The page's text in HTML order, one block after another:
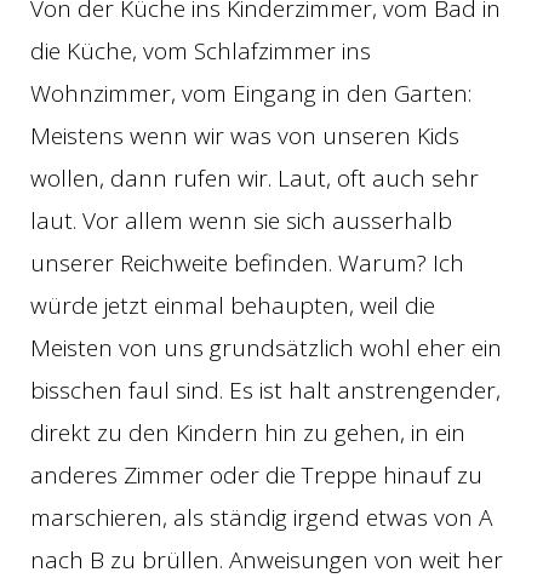
Von der Küche ins Kinderzimmer, vom Bad in
die Küche, vom Schlafzimmer ins
Wohnzimmer, vom Eingang in den Garten:
Meistens wenn wir was von unseren Kids
wollen, dann rufen wir. Laut, oft auch sehr
laut. Vor allem wenn sie sich ausserhalb
unserer Reichweite befinden. Warum? Ich
würde jetzt einmal behaupten, weil die
Meisten von uns grundsätzlich wohl eher ein
bisschen faul sind. Es ist halt anstrengender,
direkt zu den Kindern hin zu gehen, in ein
anderes Zimmer oder die Treppe hinauf zu
marschieren, als ständig irgend etwas von A
nach B zu brüllen. Anweisungen von weit her